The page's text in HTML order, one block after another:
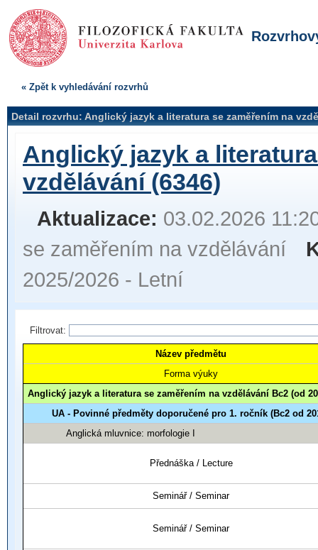
« Zpět k vyhledávání rozvrhů
Detail rozvrhu: Anglický jazyk a literatura se zaměřením na
Anglický jazyk a
vzdělávání (6346)
Aktualizace: 03.02.2026
se zaměřením na vzdělávání
2025/2026 - Letní
Filtrovat:
Název předmětu
Forma výuky
Anglický jazyk a literatura se zaměřením na vzdělávání Bc2 (od
UA - Povinné předměty doporučené pro 1. ročník (Bc2 od
Anglická mluvnice: morfologie I
Přednáška / Lecture
Seminář / Seminar
Seminář / Seminar